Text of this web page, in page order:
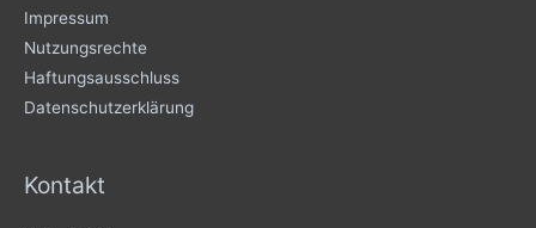
Impressum
Nutzungsrechte
Haftungsausschluss
Datenschutzerklärung
Kontakt